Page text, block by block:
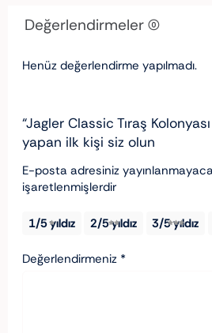
Değerlendirmeler (0)
Henüz değerlendirme yapılmadı.
“Jagler Classic Tıraş
yapan ilk kişi siz olun
E-posta adresiniz
işaretlenmişlerdir
1/5 yıldız 2/5 yıldız 3/5 yıldız
Değerlendirmeniz *